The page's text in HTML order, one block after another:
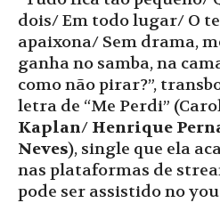
dois/ Em todo lugar/ O
apaixona/ Sem drama,
ganha no samba, na
como não pirar?”,
letra de “Me Perdi”
Kaplan/ Henrique
Neves), single que ela
nas plataformas de
pode ser assistido no